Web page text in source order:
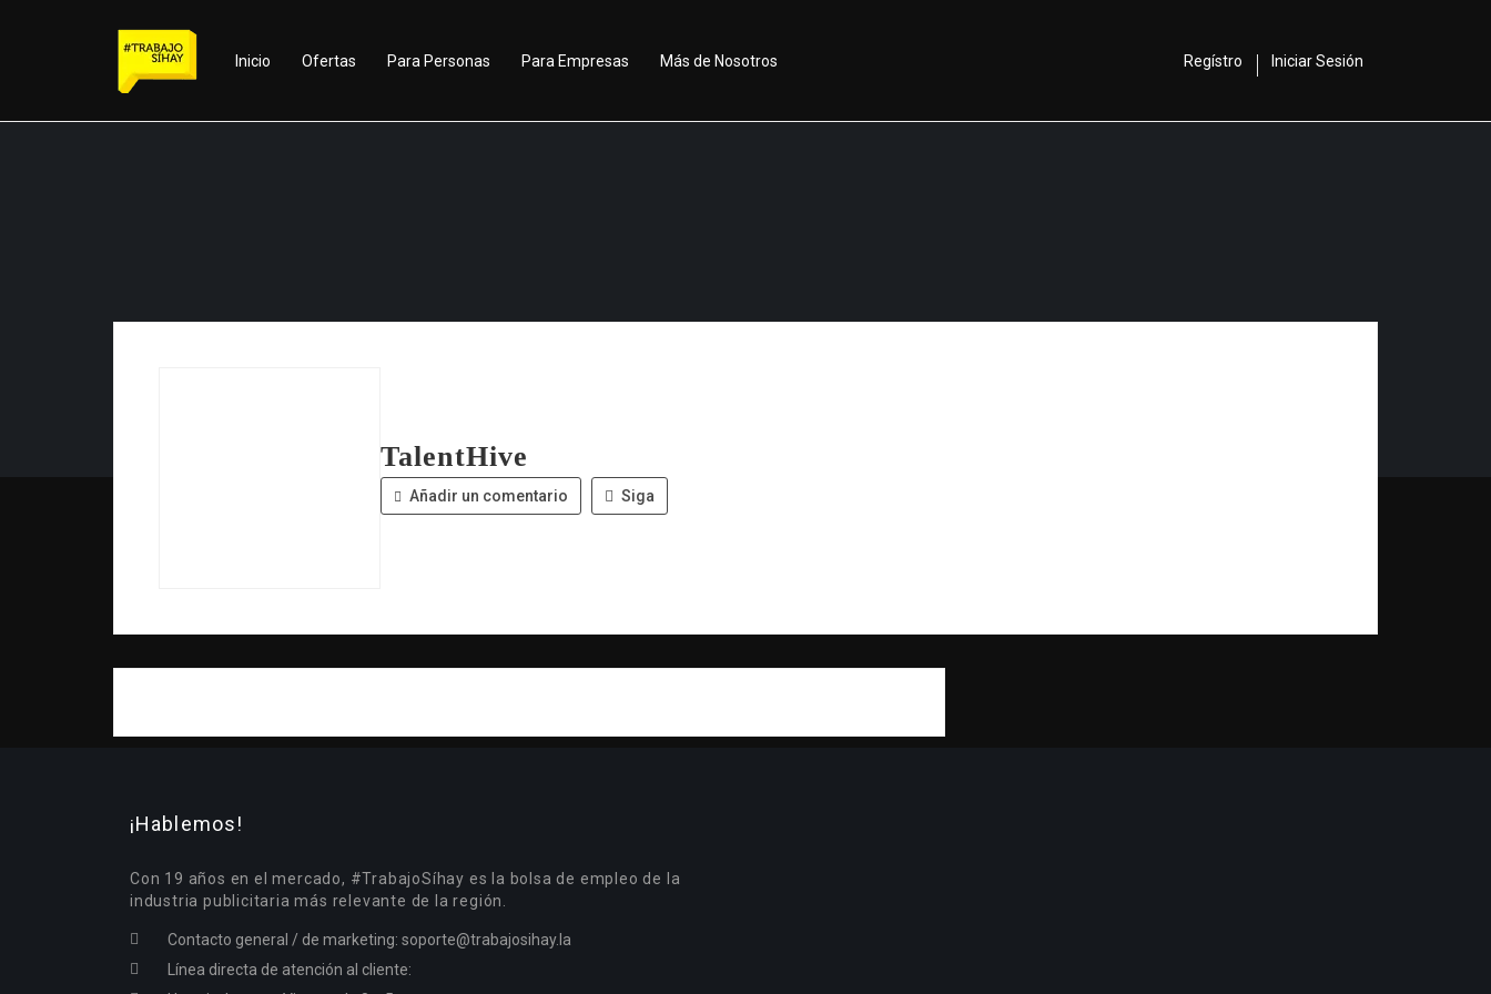
Inicio Ofertas Para Personas Para Empresas Más de Nosotros Regístro Iniciar Sesión
TalentHive
Añadir un comentario Siga
¡Hablemos!
Con 19 años en el mercado, #TrabajoSíhay es la bolsa de empleo de la
industria publicitaria más relevante de la región.
Contacto general / de marketing: soporte@trabajosihay.la
Línea directa de atención al cliente: